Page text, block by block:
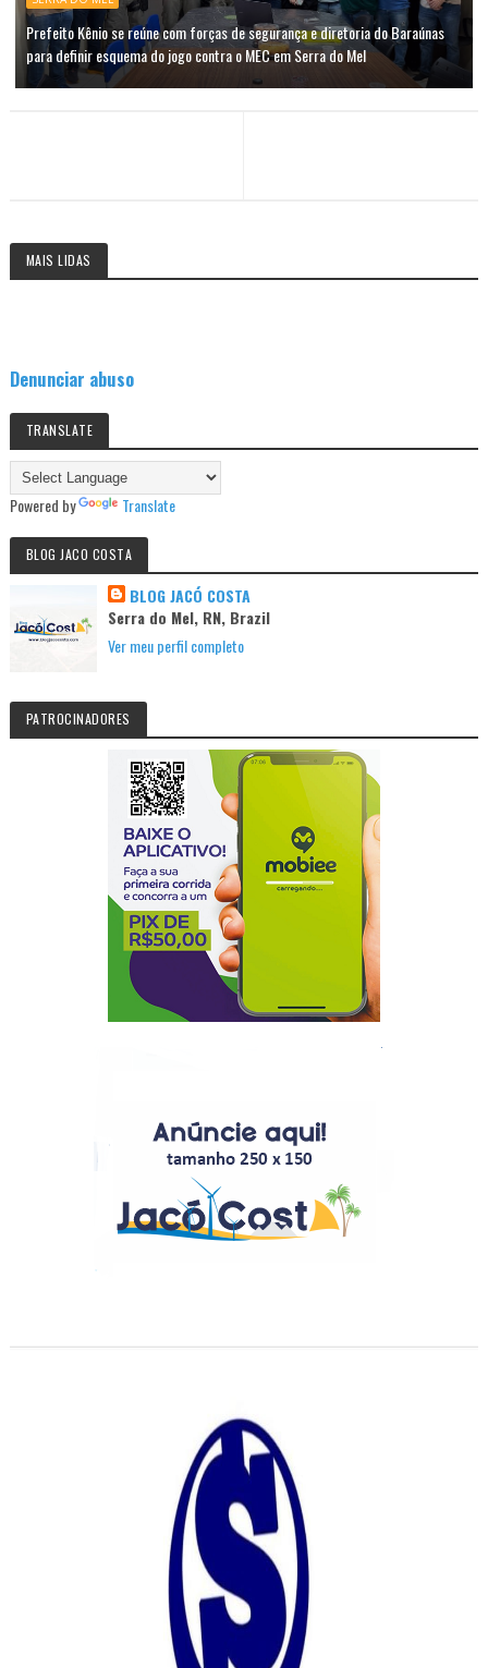
Prefeito Kênio se reúne com forças de segurança e diretoria do Baraúnas
para definir esquema do jogo contra o MEC em Serra do Mel
MAIS LIDAS
Denunciar abuso
TRANSLATE
Powered by Translate
BLOG JACO COSTA
BLOG JACÓ COSTA
Serra do Mel, RN, Brazil
Ver meu perfil completo
PATROCINADORES